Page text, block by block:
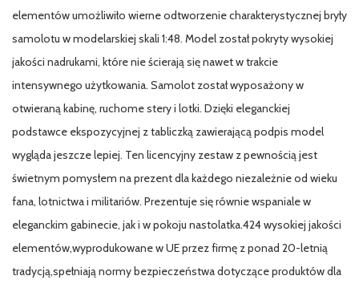
elementów umożliwiło wierne odtworzenie charakterystycznej bryły
samolotu w modelarskiej skali 1:48. Model został pokryty wysokiej
jakości nadrukami, które nie ścierają się nawet w trakcie
intensywnego użytkowania. Samolot został wyposażony w
otwieraną kabinę, ruchome stery i lotki. Dzięki eleganckiej
podstawce ekspozycyjnej z tabliczką zawierającą podpis model
wygląda jeszcze lepiej. Ten licencyjny zestaw z pewnością jest
świetnym pomysłem na prezent dla każdego niezależnie od wieku
fana, lotnictwa i militariów. Prezentuje się równie wspaniale w
eleganckim gabinecie, jak i w pokoju nastolatka.424 wysokiej jakości
elementów,wyprodukowane w UE przez firmę z ponad 20-letnią
tradycją,spełniają normy bezpieczeństwa dotyczące produktów dla